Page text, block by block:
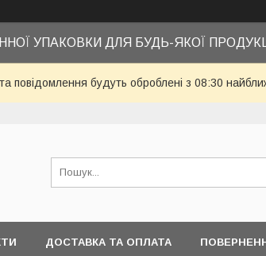
УПАКОВКИ ДЛЯ БУДЬ-ЯКОЇ
повідомлення будуть оброблені з 08:30
ДОСТАВКА ТА ОПЛАТА